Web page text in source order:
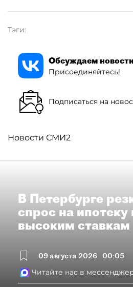
Тэги:
Обсуждаем
Присоединяйтесь!
Подписаться на
Новости СМИ2
В Петербурге
спрос на ипотеку
высоким ставкам
09 августа 2026 00:05
Читайте нас в